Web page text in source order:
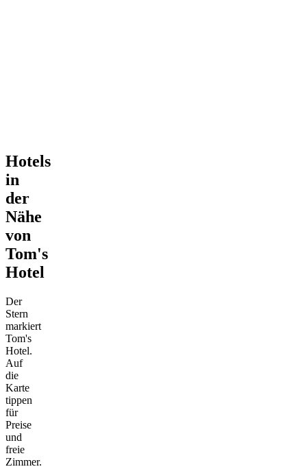
Hotels
in
der
Nähe
von
Tom's
Hotel
Der
Stern
markiert
Tom's
Hotel.
Auf
die
Karte
tippen
für
Preise
und
freie
Zimmer.